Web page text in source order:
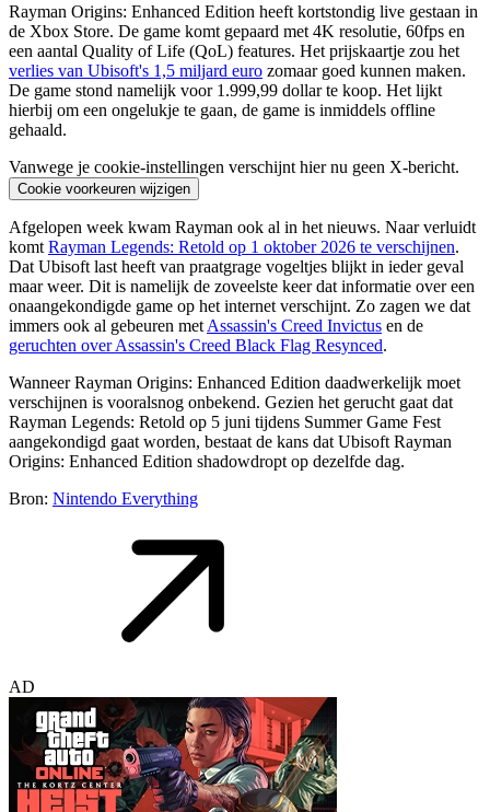
Rayman Origins: Enhanced Edition heeft kortstondig live gestaan in
de Xbox Store. De game komt gepaard met 4K resolutie, 60fps en
een aantal Quality of Life (QoL) features. Het prijskaartje zou het
verlies van Ubisoft's 1,5 miljard euro zomaar goed kunnen maken.
De game stond namelijk voor 1.999,99 dollar te koop. Het lijkt
hierbij om een ongelukje te gaan, de game is inmiddels offline
gehaald.
Vanwege je cookie-instellingen verschijnt hier nu geen X-bericht.
Cookie voorkeuren wijzigen
Afgelopen week kwam Rayman ook al in het nieuws. Naar verluidt
komt Rayman Legends: Retold op 1 oktober 2026 te verschijnen.
Dat Ubisoft last heeft van praatgrage vogeltjes blijkt in ieder geval
maar weer. Dit is namelijk de zoveelste keer dat informatie over een
onaangekondigde game op het internet verschijnt. Zo zagen we dat
immers ook al gebeuren met Assassin's Creed Invictus en de
geruchten over Assassin's Creed Black Flag Resynced.
Wanneer Rayman Origins: Enhanced Edition daadwerkelijk moet
verschijnen is vooralsnog onbekend. Gezien het gerucht gaat dat
Rayman Legends: Retold op 5 juni tijdens Summer Game Fest
aangekondigd gaat worden, bestaat de kans dat Ubisoft Rayman
Origins: Enhanced Edition shadowdropt op dezelfde dag.
Bron: Nintendo Everything
AD